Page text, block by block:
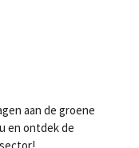
aan de groene
en ontdek de